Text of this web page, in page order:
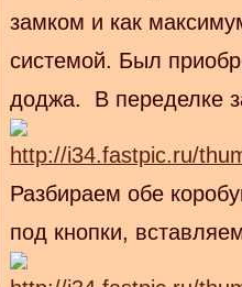
замком и как
системой. Был
доджа. В переделке
Разбираем обе
под кнопки,